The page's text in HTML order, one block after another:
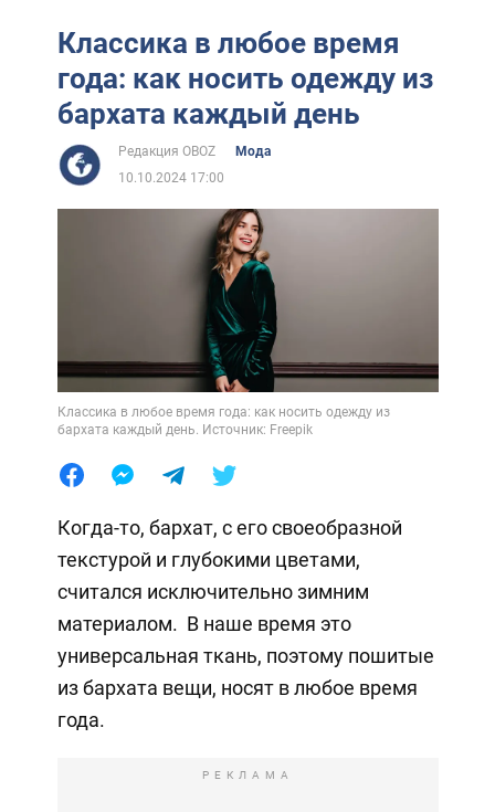
Классика в любое время
года: как носить одежду из
бархата каждый день
Редакция OBOZ
Мода
10.10.2024 17:00
Классика в любое время года: как носить одежду из
бархата каждый день. Источник: Freepik
Когда-то, бархат, с его своеобразной
текстурой и глубокими цветами,
считался исключительно зимним
материалом. В наше время это
универсальная ткань, поэтому пошитые
из бархата вещи, носят в любое время
года.
РЕКЛАМА